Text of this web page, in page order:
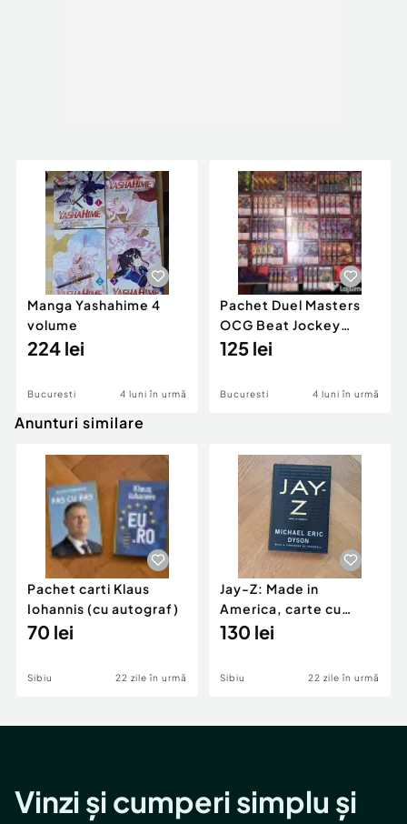
Manga Yashahime 4
volume
224 lei
Bucuresti 4 luni în urmă
Pachet Duel Masters
OCG Beat Jockey
Balga Raiser
125 lei
Bucuresti 4 luni în urmă
Anunturi similare
Pachet carti Klaus
Iohannis (cu autograf)
70 lei
Sibiu 22 zile în urmă
Jay-Z: Made in
America, carte cu
coperta cartonata
130 lei
Sibiu 22 zile în urmă
Vinzi și cumperi simplu și